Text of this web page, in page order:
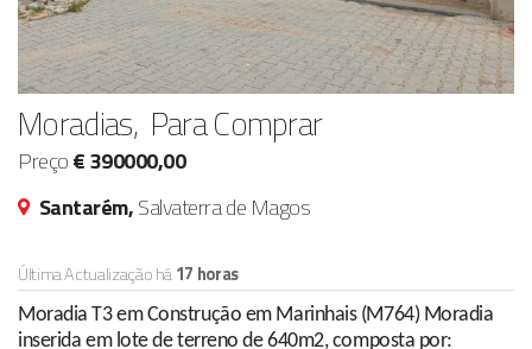
Moradias, Para Comprar
Preço€ 390000,00
Santarém,Salvaterra de Magos
Última Actualização há17 horas
Moradia T3 em Construção em Marinhais (M764) Moradia
inserida em lote de terreno de 640m2, composta por: